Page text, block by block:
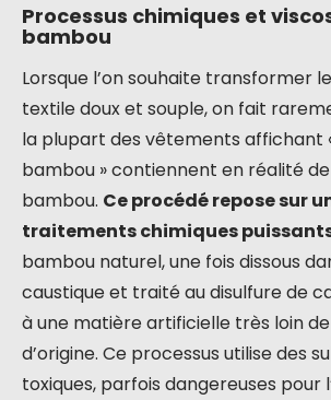
Processus chimiques et
bambou
Lorsque l’on souhaite transformer
textile doux et souple, on fait
la plupart des vêtements affichant
bambou » contiennent en réalité
bambou. Ce procédé repose sur
traitements chimiques
bambou naturel, une fois dissous
caustique et traité au disulfure de
à une matière artificielle très loin
d’origine. Ce processus utilise des
toxiques, parfois dangereuses pour